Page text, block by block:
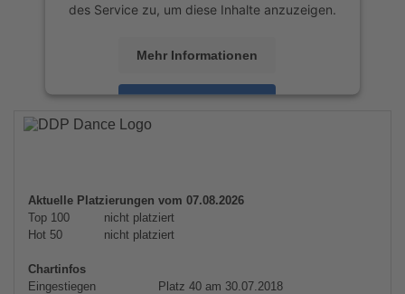
des Service zu, um diese Inhalte anzuzeigen.
Mehr Informationen
Akzeptieren
powered by
Aktuelle Platzierungen vom 07.08.2026
Top 100
nicht platziert
Hot 50
nicht platziert
Chartinfos
Eingestiegen
Platz 40 am 30.07.2018